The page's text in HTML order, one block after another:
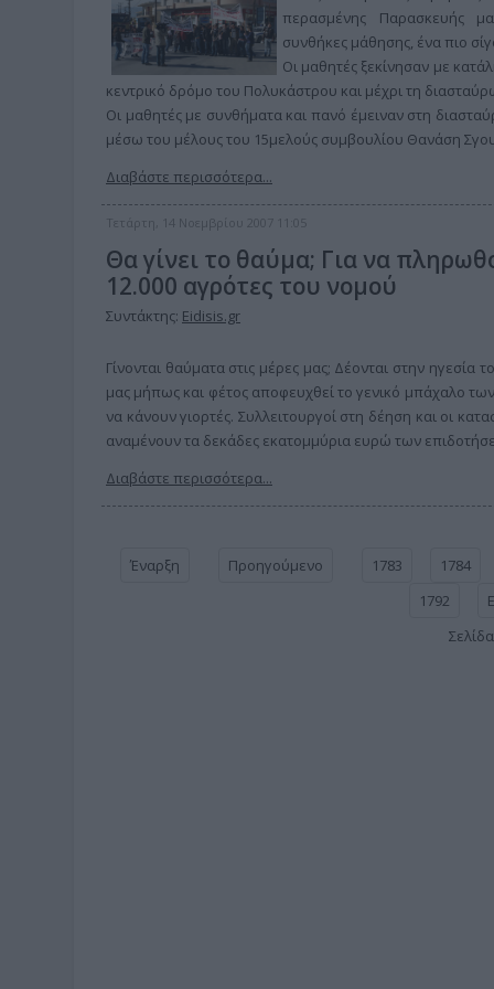
περασμένης Παρασκευής
συνθήκες μάθησης, ένα πιο
Οι μαθητές ξεκίνησαν με
κεντρικό δρόμο του Πολυκάστρου και μέχρι τη
Οι μαθητές με συνθήματα και πανό έμειναν στη
μέσω του μέλους του 15μελούς συμβουλίου Θανάση
Διαβάστε περισσότερα...
Τετάρτη, 14 Νοεμβρίου 2007 11:05
Θα γίνει το θαύμα; Για να
12.000 αγρότες του νομού
Συντάκτης: Eidisis.gr
Γίνονται θαύματα στις μέρες μας; Δέονται στην
μας μήπως και φέτος αποφευχθεί το γενικό μπάχαλο
να κάνουν γιορτές. Συλλειτουργοί στη δέηση και οι
αναμένουν τα δεκάδες εκατομμύρια ευρώ των
Διαβάστε περισσότερα...
Έναρξη Προηγούμενο 1783 1784
1792